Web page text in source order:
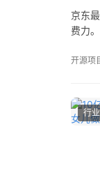
京东
费力
开源项
行